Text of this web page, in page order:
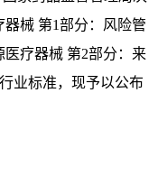
器械 第1部分：风险管
医疗器械 第2部分：来
业标准，现予以公布